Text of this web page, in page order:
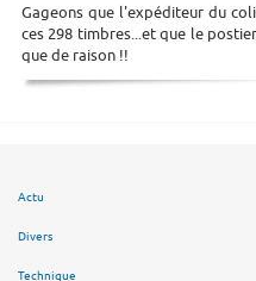
Gageons que l'expéditeur du
ces 298 timbres...et que le
que de raison !!
Actu
Divers
Technique